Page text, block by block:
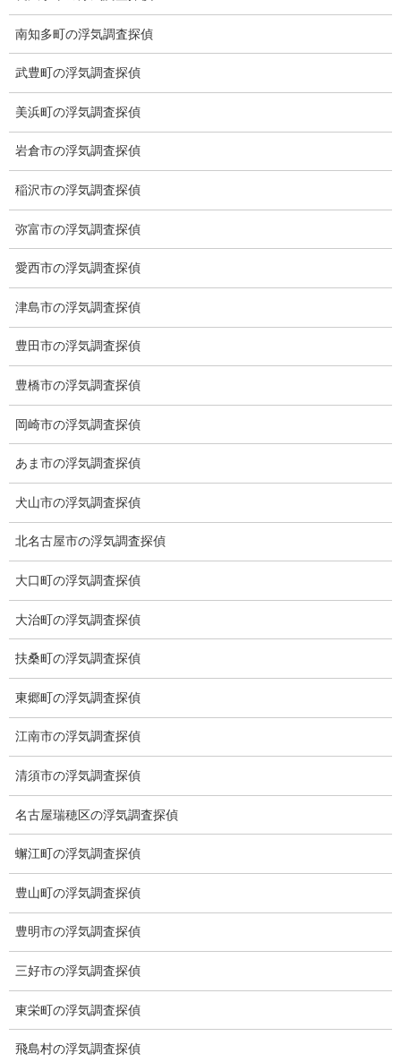
総合探偵社ミライリサーチ
愛知県名古屋市中区栄3-7ｰ4
Toshin.Sakuraビル 10F
ベストビル6B
【出張面談いたします】
愛知県内でご面談場所のご要望がございましたら、お申し付けく
※弊社から24時間以内に返信が無い場合、再度LINE又はお電話を
お願いいたします。
ブログ (496)
トップ
南知多町の浮気調査探偵
武豊町の浮気調査探偵
美浜町の浮気調査探偵
岩倉市の浮気調査探偵
稲沢市の浮気調査探偵
弥富市の浮気調査探偵
愛西市の浮気調査探偵
津島市の浮気調査探偵
豊田市の浮気調査探偵
豊橋市の浮気調査探偵
岡崎市の浮気調査探偵
あま市の浮気調査探偵
犬山市の浮気調査探偵
北名古屋市の浮気調査探偵
大口町の浮気調査探偵
大治町の浮気調査探偵
扶桑町の浮気調査探偵
東郷町の浮気調査探偵
江南市の浮気調査探偵
清須市の浮気調査探偵
名古屋瑞穂区の浮気調査探偵
蠏江町の浮気調査探偵
豊山町の浮気調査探偵
豊明市の浮気調査探偵
三好市の浮気調査探偵
東栄町の浮気調査探偵
飛島村の浮気調査探偵